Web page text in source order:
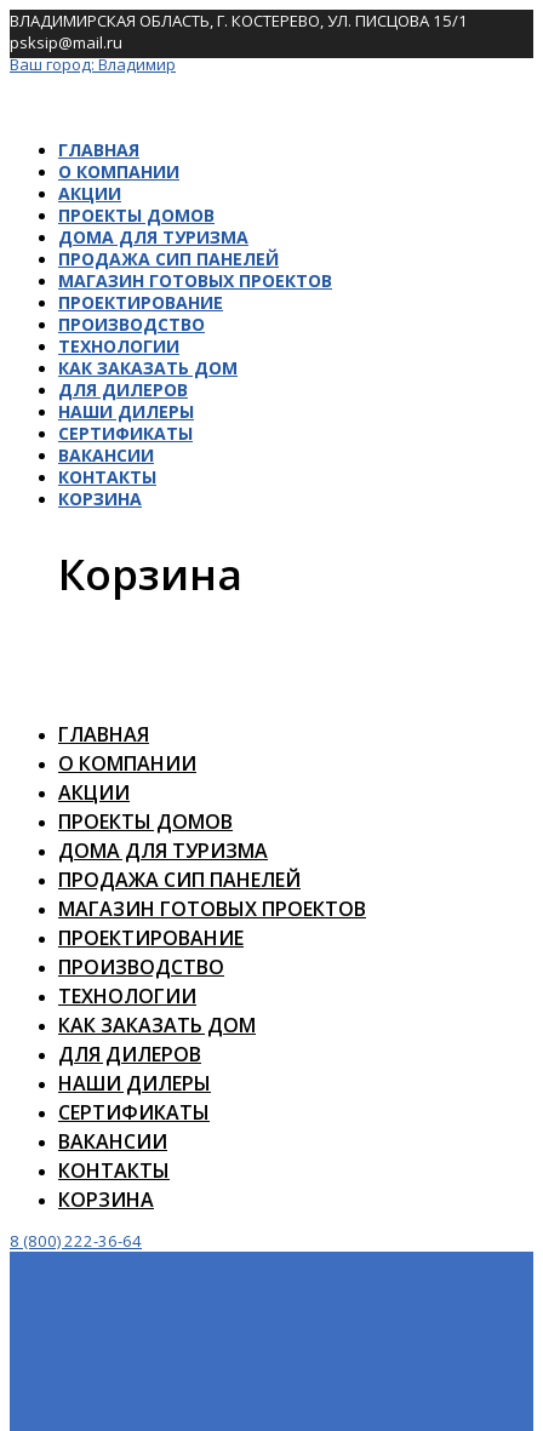
Skip
to
content
ВЛАДИМИРСКАЯ ОБЛАСТЬ, Г. КОСТЕРЕВО, УЛ. ПИСЦОВА 15/1
psksip@mail.ru
Ваш город:Владимир
ГЛАВНАЯ
О КОМПАНИИ
АКЦИИ
ПРОЕКТЫ ДОМОВ
ДОМА ДЛЯ ТУРИЗМА
ПРОДАЖА СИП ПАНЕЛЕЙ
МАГАЗИН ГОТОВЫХ ПРОЕКТОВ
ПРОЕКТИРОВАНИЕ
ПРОИЗВОДСТВО
ТЕХНОЛОГИИ
КАК ЗАКАЗАТЬ ДОМ
ДЛЯ ДИЛЕРОВ
НАШИ ДИЛЕРЫ
СЕРТИФИКАТЫ
ВАКАНСИИ
КОНТАКТЫ
КОРЗИНА
Корзина
ГЛАВНАЯ
О КОМПАНИИ
АКЦИИ
ПРОЕКТЫ ДОМОВ
ДОМА ДЛЯ ТУРИЗМА
ПРОДАЖА СИП ПАНЕЛЕЙ
МАГАЗИН ГОТОВЫХ ПРОЕКТОВ
ПРОЕКТИРОВАНИЕ
ПРОИЗВОДСТВО
ТЕХНОЛОГИИ
КАК ЗАКАЗАТЬ ДОМ
ДЛЯ ДИЛЕРОВ
НАШИ ДИЛЕРЫ
СЕРТИФИКАТЫ
ВАКАНСИИ
КОНТАКТЫ
КОРЗИНА
8 (800) 222-36-64